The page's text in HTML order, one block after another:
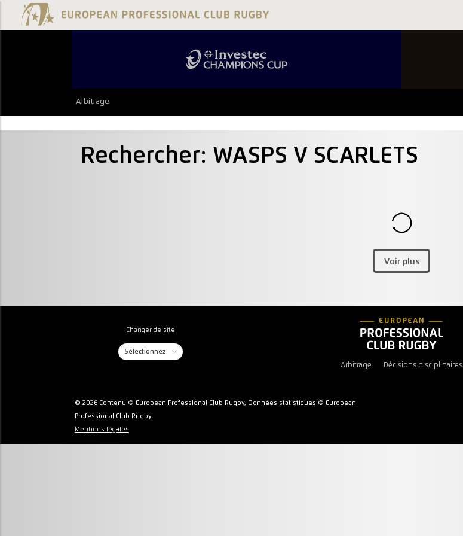
Arbitrage
Rechercher: WASPS V SCARLETS
Voir plus
Changer de site
Sélectionnez
Arbitrage Décisions disciplinaires
© 2026 Contenu © European Professional Club Rugby, Données statistiques © European
Professional Club Rugby
Mentions légales